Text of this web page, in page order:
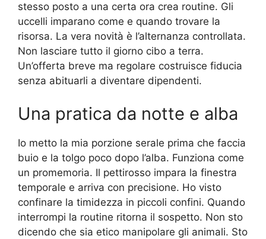
stesso posto a una certa ora crea routine. Gli
uccelli imparano come e quando trovare la
risorsa. La vera novità è l’alternanza controllata.
Non lasciare tutto il giorno cibo a terra.
Un’offerta breve ma regolare costruisce fiducia
senza abituarli a diventare dipendenti.
Una pratica da notte e alba
Io metto la mia porzione serale prima che faccia
buio e la tolgo poco dopo l’alba. Funziona come
un promemoria. Il pettirosso impara la finestra
temporale e arriva con precisione. Ho visto
confinare la timidezza in piccoli confini. Quando
interrompi la routine ritorna il sospetto. Non sto
dicendo che sia etico manipolare gli animali. Sto